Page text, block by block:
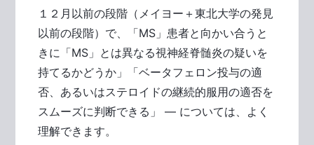
１２月以前の段階（メイヨー＋東北大学の発見
以前の段階）で、「MS」患者と向かい合うと
きに「MS」とは異なる視神経脊髄炎の疑いを
持てるかどうか」「ベータフェロン投与の適
否、あるいはステロイドの継続的服用の適否を
スムーズに判断できる」 ― については、よく
理解できます。